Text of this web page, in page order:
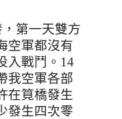
第一天雙方
空軍都沒有
入戰鬥。14
我空軍各部
在筧橋發生
發生四次零